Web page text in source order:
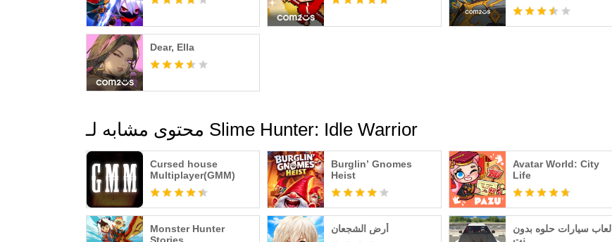
Dear, Ella
محتوى مشابه لـ Slime Hunter: Idle Warrior
Cursed house
Multiplayer(GMM)
Burglin’ Gnomes
Heist
Avatar World: City
Life
Monster Hunter
أرض الشجعان
لعاب سيارات حلوه بدون